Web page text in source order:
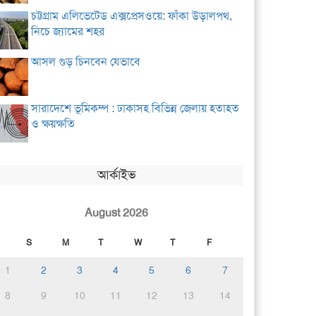
চট্টগ্রাম এলিভেটেড এক্সপ্রেসওয়ে: ফাঁকা উড়ালপথ,
নিচে জ্যামের শহর
আসল গুড় চিনবেন যেভাবে
সারাদেশে ভূমিকম্প : ঢাকাসহ বিভিন্ন জেলায় হতাহত
ও ক্ষয়ক্ষতি
আর্কাইভ
August 2026
S M T W T F
1 2 3 4 5 6
7
8
9 10 11 12 13
14